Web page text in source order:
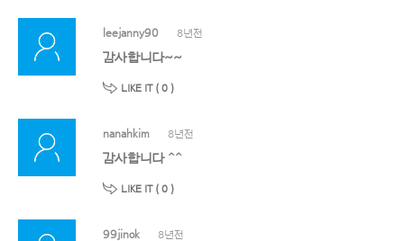
leejanny90 8년전
감사합니다~~
LIKE IT ( 0 )
nanahkim 8년전
감사합니다 ^^
LIKE IT ( 0 )
99jinok 8년전